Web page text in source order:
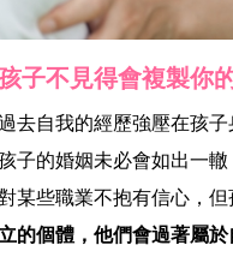
子不見得會複製你
去自我的經歷強壓在孩
子的婚姻未必會如出一
某些職業不抱有信心，但
的個體，他們會過著屬於